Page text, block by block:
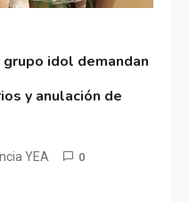
idol demandan
y anulación de
YEA 0